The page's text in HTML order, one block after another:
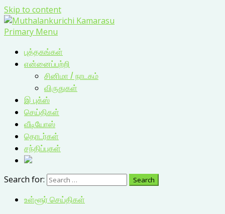
Skip to content
Primary Menu
புத்தகங்கள்
என்னைப்பற்றி
சினிமா / நாடகம்
விருதுகள்
இ புக்ஸ்
செய்திகள்
வீடியோஸ்
தொடர்கள்
சந்திப்புகள்
Search for:
உள்ளூர் செய்திகள்